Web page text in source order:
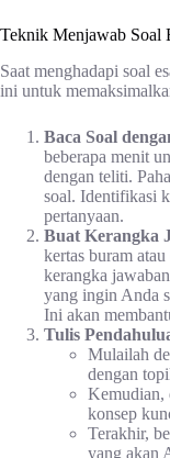
Teknik Menjawab Soal
Saat menghadapi soal
ini untuk
Baca Soal
beberapa menit
dengan teliti.
soal. Identifikasi
pertanyaan.
Buat Kerangka
kertas buram
kerangka
yang ingin Anda
Ini akan
Tulis
Mulailah
dengan
Kemudian,
konsep
Terakhir,
yang akan